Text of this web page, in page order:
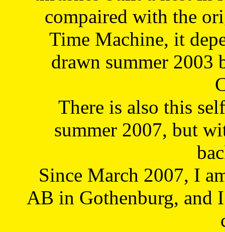
compaired with the
Time Machine, it
drawn summer 2003
There is also this
summer 2007, but
Since March 2007, I
AB in Gothenburg, and